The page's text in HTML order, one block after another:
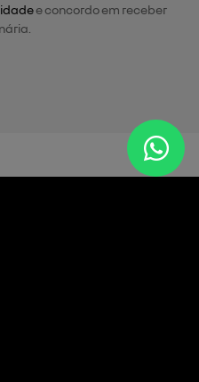
e concordo em receber